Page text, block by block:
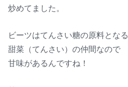
炒めてました。
ビーツはてんさい糖の原料となる
甜菜（てんさい）の仲間なので
甘味があるんですね！